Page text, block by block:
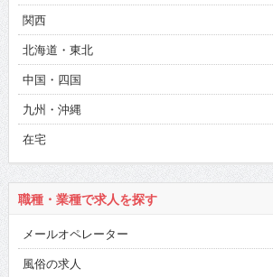
関西
北海道・東北
中国・四国
九州・沖縄
在宅
職種・業種で求人を探す
メールオペレーター
風俗の求人